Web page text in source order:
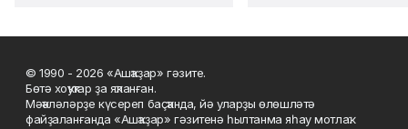
© 1990 - 2026 «Ашҡаҙар» гәзите.
Бөтә хоҡуҡтар ҙа яҡланған.
Мәҡәләләрҙе күсереп баҫҡанда, йә уларҙы өлөшләтә
файҙаланғанда «Ашҡаҙар» гәзитенә һылтанма яһау мотлаҡ.